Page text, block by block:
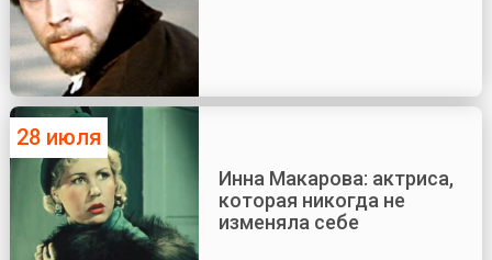
28 июля
Инна Макарова: актриса,
которая никогда не
изменяла себе